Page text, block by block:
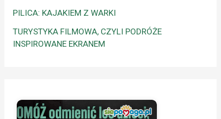
PILICA: KAJAKIEM Z WARKI
TURYSTYKA FILMOWA, CZYLI PODRÓŻE
INSPIROWANE EKRANEM